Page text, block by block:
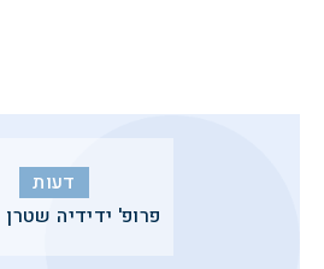
דעות
פרופ' ידידיה שטרן